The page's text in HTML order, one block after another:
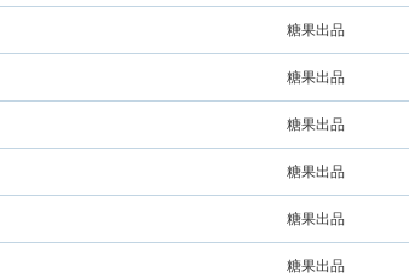
糖果出品
糖果出品
糖果出品
糖果出品
糖果出品
糖果出品